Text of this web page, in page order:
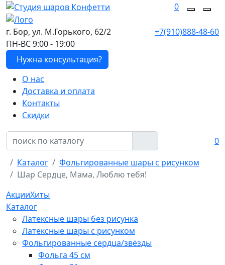
0
г. Бор, ул. М.Горького, 62/2
ПН-ВС 9:00 - 19:00
+7(910)888-48-60
Нужна консультация?
О нас
Доставка и оплата
Контакты
Скидки
0
Каталог
Фольгированные шары с рисунком
Шар Сердце, Мама, Люблю тебя!
АкцииХиты
Каталог
Латексные шары без рисунка
Латексные шары с рисунком
Фольгированные сердца/звёзды
Фольга 45 см